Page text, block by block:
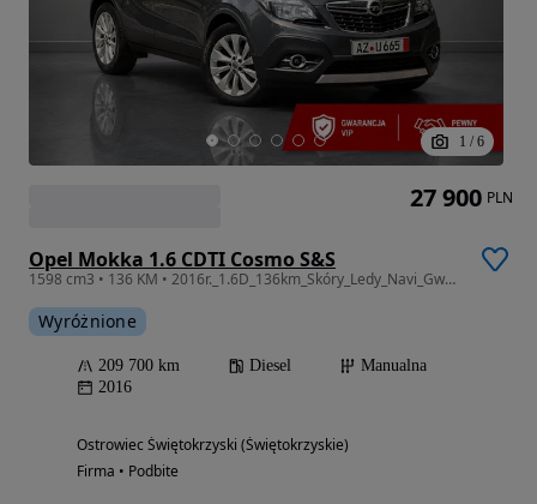
1 / 6
Opel Mokka 1.6 CDTI Cosmo S&S
1598 cm3 • 136 KM • 2016r._1.6D_136km_Skóry_Ledy_Navi_Gwarancja_12m
Wyróżnione
209 700 km Diesel
Manualna
2016
Ostrowiec Świętokrzyski (Świętokrzyskie)
Firma • Podbite
27 900 PLN